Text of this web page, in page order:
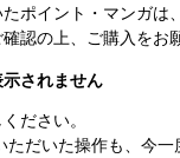
ポイント・マンガは
認の上、ご購入をお
されません
ださい。
だいた操作も、今一